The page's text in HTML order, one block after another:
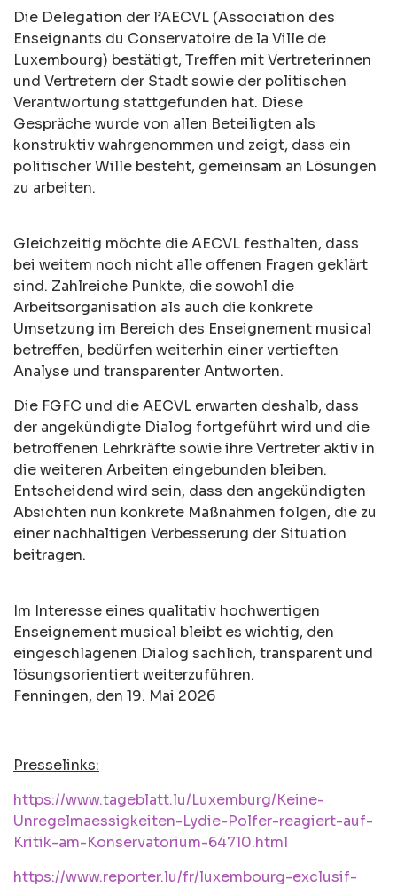
Die Delegation der l’AECVL (Association des
Enseignants du Conservatoire de la Ville de
Luxembourg) bestätigt, Treffen mit Vertreterinnen
und Vertretern der Stadt sowie der politischen
Verantwortung stattgefunden hat. Diese
Gespräche wurde von allen Beteiligten als
konstruktiv wahrgenommen und zeigt, dass ein
politischer Wille besteht, gemeinsam an Lösungen
zu arbeiten.
Gleichzeitig möchte die AECVL festhalten, dass
bei weitem noch nicht alle offenen Fragen geklärt
sind. Zahlreiche Punkte, die sowohl die
Arbeitsorganisation als auch die konkrete
Umsetzung im Bereich des Enseignement musical
betreffen, bedürfen weiterhin einer vertieften
Analyse und transparenter Antworten.
Die FGFC und die AECVL erwarten deshalb, dass
der angekündigte Dialog fortgeführt wird und die
betroffenen Lehrkräfte sowie ihre Vertreter aktiv in
die weiteren Arbeiten eingebunden bleiben.
Entscheidend wird sein, dass den angekündigten
Absichten nun konkrete Maßnahmen folgen, die zu
einer nachhaltigen Verbesserung der Situation
beitragen.
Im Interesse eines qualitativ hochwertigen
Enseignement musical bleibt es wichtig, den
eingeschlagenen Dialog sachlich, transparent und
lösungsorientiert weiterzuführen.
Fenningen, den 19. Mai 2026
Presselinks:
https://www.tageblatt.lu/Luxemburg/Keine-
Unregelmaessigkeiten-Lydie-Polfer-reagiert-auf-
Kritik-am-Konservatorium-64710.html
https://www.reporter.lu/fr/luxembourg-exclusif-